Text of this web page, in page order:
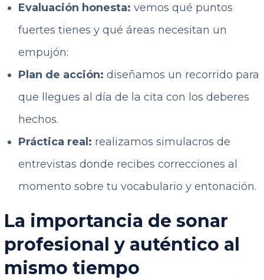
Evaluación honesta: vemos qué puntos
fuertes tienes y qué áreas necesitan un
empujón:
Plan de acción: diseñamos un recorrido para
que llegues al día de la cita con los deberes
hechos.
Práctica real: realizamos simulacros de
entrevistas donde recibes correcciones al
momento sobre tu vocabulario y entonación.
La importancia de sonar
profesional y auténtico al
mismo tiempo